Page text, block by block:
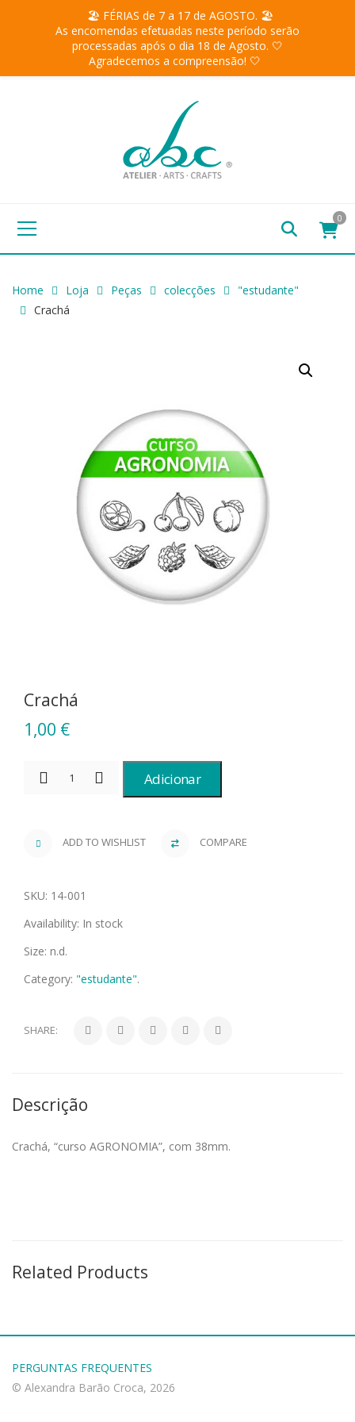
0
Home Loja Peças colecções
"estudante"
Crachá
Crachá
1,00 €
Adicionar
ADD TO WISHLIST COMPARE
SKU: 14-001
Availability: In stock
Size: n.d.
Category: "estudante".
SHARE:
Descrição
Crachá, “curso AGRONOMIA”, com 38mm.
Related Products
PERGUNTAS FREQUENTES
© Alexandra Barão Croca, 2026
🏖️ FÉRIAS de 7 a 17 de AGOSTO. 🏖️
As encomendas efetuadas neste período serão
processadas após o dia 18 de Agosto. 🤍
Agradecemos a compreensão! 🤍